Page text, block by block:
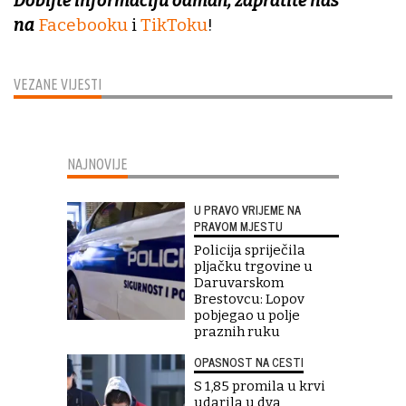
VEZANE VIJESTI
na FacebookuiTikToku!
NAJNOVIJE
U PRAVO VRIJEME NA
PRAVOM MJESTU
Policija spriječila
pljačku trgovine u
Daruvarskom
Brestovcu: Lopov
pobjegao u polje
praznih ruku
OPASNOST NA CESTI
S 1,85 promila u krvi